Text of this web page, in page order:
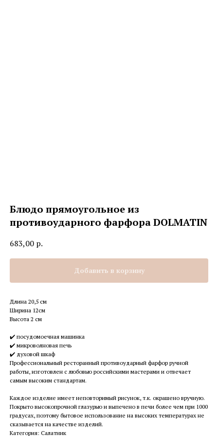
Блюдо прямоугольное из
противоударного фарфора DOLMATIN
683,00 р.
Добавить в корзину
Длина 20,5 см
Ширина 12см
Высота 2 см
✔️ посудомоечная машинка
✔️ микроволновая печь
✔️ духовой шкаф
Профессиональный ресторанный противоударный фарфор ручной
работы, изготовлен с любовью российскими мастерами и отвечает
самым высоким стандартам.
Каждое изделие имеет неповторимый рисунок, т.к. окрашено вручную.
Покрыто высокопрочной глазурью и выпечено в печи более чем при 1000
градусах, поэтому бытовое использование на высоких температурах не
сказывается на качестве изделий.
Категория: Салатник